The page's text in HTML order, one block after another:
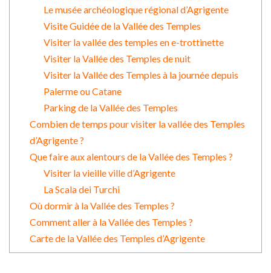
Le musée archéologique régional d’Agrigente
Visite Guidée de la Vallée des Temples
Visiter la vallée des temples en e-trottinette
Visiter la Vallée des Temples de nuit
Visiter la Vallée des Temples à la journée depuis
Palerme ou Catane
Parking de la Vallée des Temples
Combien de temps pour visiter la vallée des Temples
d’Agrigente ?
Que faire aux alentours de la Vallée des Temples ?
Visiter la vieille ville d’Agrigente
La Scala dei Turchi
Où dormir à la Vallée des Temples ?
Comment aller à la Vallée des Temples ?
Carte de la Vallée des Temples d’Agrigente